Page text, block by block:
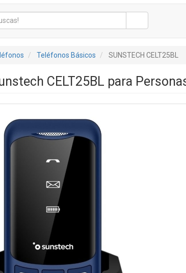
Teléfonos Básicos SUNSTECH CELT25BL
CELT25BL para